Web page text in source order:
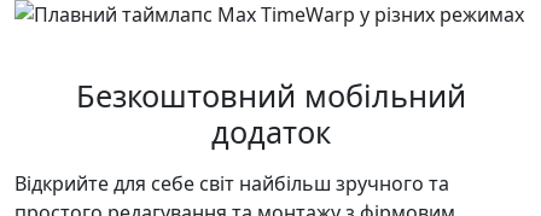
Безкоштовний мобільний
додаток
Відкрийте для себе світ найбільш зручного та